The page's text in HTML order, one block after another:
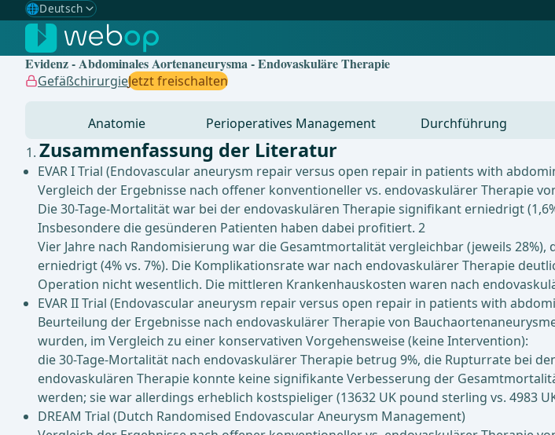
🌐Deutsch
Gewählte Sprache: Deutsch
🇩🇪 Deutsch ✓
🇬🇧English
Evidenz - Abdominales Aortenaneurysma - Endovaskuläre Therapie
GefäßchirurgieJetzt freischalten
Anatomie Perioperatives Management Durchführung
Zusammenfassung der Literatur
EVAR I Trial (Endovascular aneurysm repair versus open repair in patients with
Vergleich der Ergebnisse nach offener konventioneller vs. endovaskulärer Therapie
Die 30-Tage-Mortalität war bei der endovaskulären Therapie signifikant erniedrigt
Insbesondere die gesünderen Patienten haben dabei profitiert. 2
Vier Jahre nach Randomisierung war die Gesamtmortalität vergleichbar (jeweils
erniedrigt (4% vs. 7%). Die Komplikationsrate war nach endovaskulärer Therapie
Operation nicht wesentlich. Die mittleren Krankenhauskosten waren nach
EVAR II Trial (Endovascular aneurysm repair versus open repair in patients with
Beurteilung der Ergebnisse nach endovaskulärer Therapie von
wurden, im Vergleich zu einer konservativen Vorgehensweise (keine Intervention):
die 30-Tage-Mortalität nach endovaskulärer Therapie betrug 9%, die Rupturrate bei
endovaskulären Therapie konnte keine signifikante Verbesserung der
werden; sie war allerdings erheblich kostspieliger (13632 UK pound sterling vs. 4983
DREAM Trial (Dutch Randomised Endovascular Aneurysm Management)